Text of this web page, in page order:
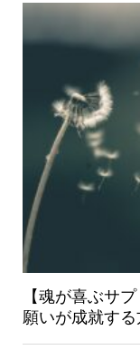
【魂が喜ぶサ
願いが成就す